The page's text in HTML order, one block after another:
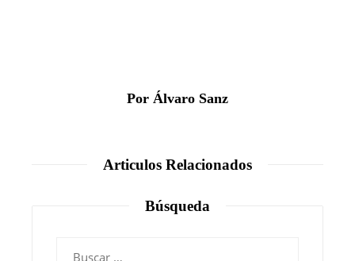
Por Álvaro Sanz
Articulos Relacionados
Búsqueda